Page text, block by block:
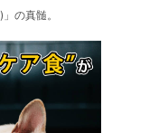
の真髄。